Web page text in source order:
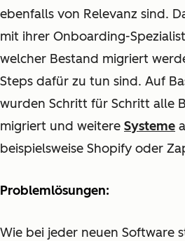
ebenfalls von Relevanz sind.
mit ihrer Onboarding-
welcher Bestand migriert
Steps dafür zu tun sind. Auf
wurden Schritt für Schritt alle
migriert und weitere Systeme
beispielsweise Shopify oder
Problemlösungen:
Wie bei jeder neuen Software